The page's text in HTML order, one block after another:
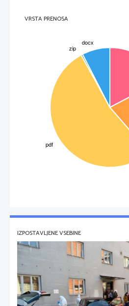
VRSTA PRENOSA
IZPOSTAVLJENE VSEBINE